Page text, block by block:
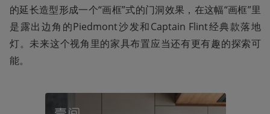
的延长造型形成一个“画框”式的门洞效果，在这幅“画框”里
是露出边角的Piedmont沙发和Captain Flint经典款落地
灯。未来这个视角里的家具布置应当还有更有趣的探索可
能。